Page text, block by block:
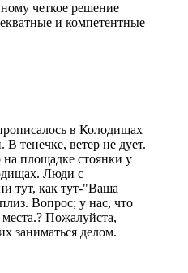
четкое решение
и компетентные
в Колодищах
тенечке, ветер не дует.
площадке стоянки у
Люди с
тут, как тут-"Ваша
Вопрос; у нас, что
Пожалуйста,
заниматься делом.